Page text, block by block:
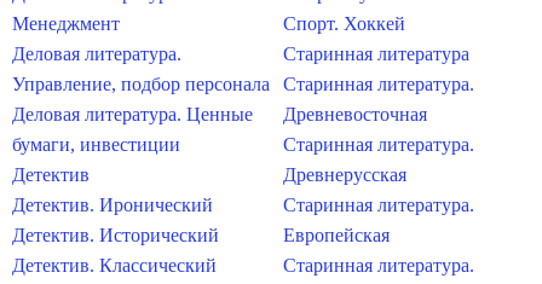
Менеджмент
Деловая литература.
Управление, подбор персонала
Деловая литература. Ценные
бумаги, инвестиции
Детектив
Детектив. Иронический
Детектив. Исторический
Детектив. Классический
Спорт. Хоккей
Старинная литература
Старинная литература.
Древневосточная
Старинная литература.
Древнерусская
Старинная литература.
Европейская
Старинная литература.